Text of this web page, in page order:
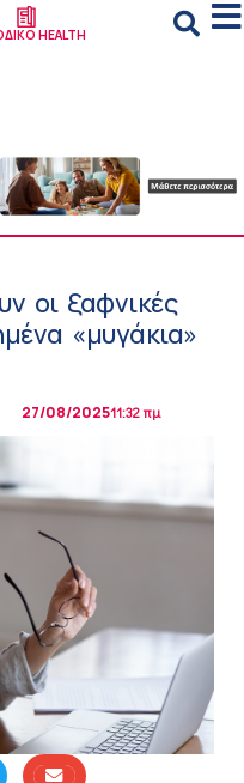
HEALTH
οι ξαφνικές
«μυγάκια»
27/08/202511:32 πμ